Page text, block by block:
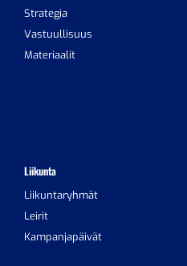
Strategia
Vastuullisuus
Materiaalit
Liikunta
Liikuntaryhmät
Leirit
Kampanjapäivät